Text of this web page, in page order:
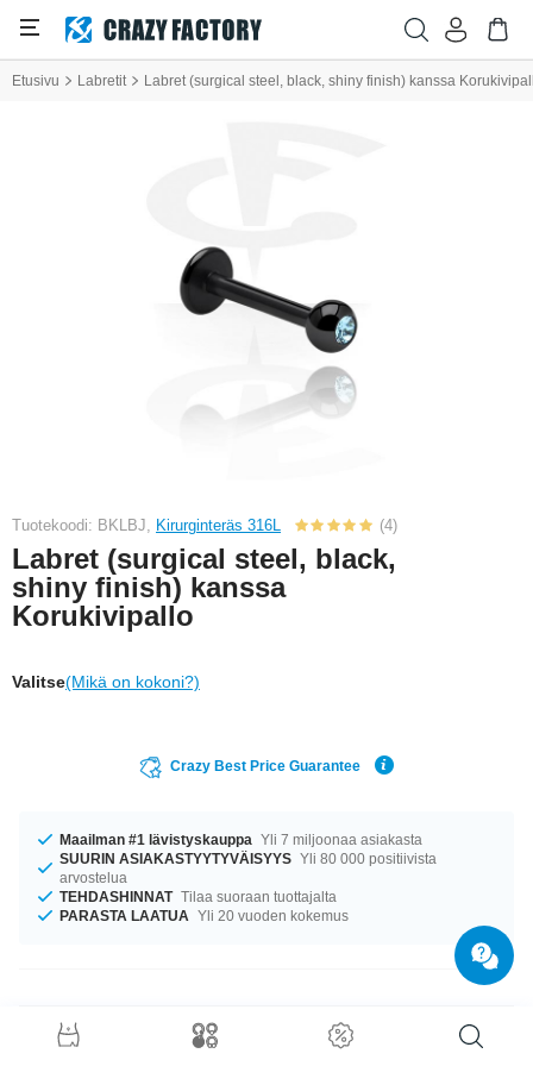
Etusivu Labretit Labret (surgical steel, black, shiny finish) kanssa
Tuotekoodi: BKLBJ, Kirurginteräs 316L (4)
Labret (surgical steel, black,
shiny finish) kanssa
Korukivipallo
Valitse(Mikä on kokoni?)
Crazy Best Price Guarantee
Maailman #1 lävistyskauppa Yli 7 miljoonaa asiakasta
SUURIN ASIAKASTYYTYVÄISYYS Yli 80 000 positiivista
arvostelua
TEHDASHINNAT Tilaa suoraan tuottajalta
PARASTA LAATUA Yli 20 vuoden kokemus
Tuotetiedot